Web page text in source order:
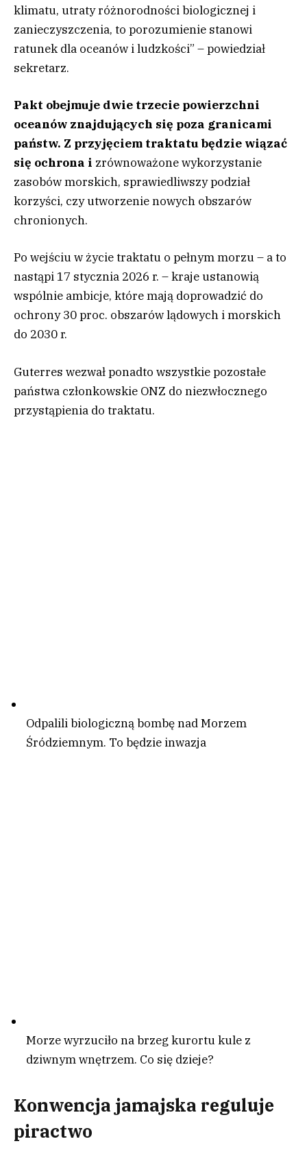
klimatu, utraty różnorodności biologicznej i
zanieczyszczenia, to porozumienie stanowi
ratunek dla oceanów i ludzkości” – powiedział
sekretarz.
Pakt obejmuje dwie trzecie powierzchni
oceanów znajdujących się poza granicami
państw. Z przyjęciem traktatu będzie wiązać
się ochrona i zrównoważone wykorzystanie
zasobów morskich, sprawiedliwszy podział
korzyści, czy utworzenie nowych obszarów
chronionych.
Po wejściu w życie traktatu o pełnym morzu – a to
nastąpi 17 stycznia 2026 r. – kraje ustanowią
wspólnie ambicje, które mają doprowadzić do
ochrony 30 proc. obszarów lądowych i morskich
do 2030 r.
Guterres wezwał ponadto wszystkie pozostałe
państwa członkowskie ONZ do niezwłocznego
przystąpienia do traktatu.
Odpalili biologiczną bombę nad Morzem
Śródziemnym. To będzie inwazja
Morze wyrzuciło na brzeg kurortu kule z
dziwnym wnętrzem. Co się dzieje?
Konwencja jamajska reguluje
piractwo